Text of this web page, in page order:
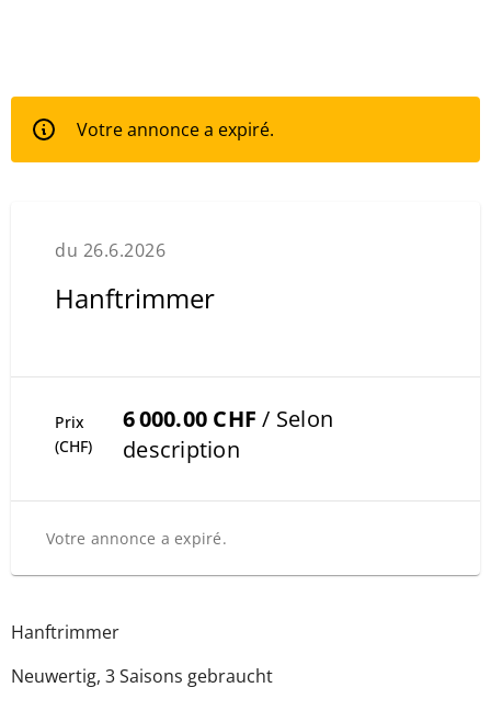
Votre annonce a expiré.
du 26.6.2026
Hanftrimmer
Prix
(CHF)
6 000.00 CHF / Selon
description
Votre annonce a expiré.
Hanftrimmer
Neuwertig, 3 Saisons gebraucht